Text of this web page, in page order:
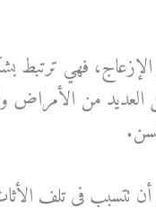
فهي ترتبط
من الأمراض
تتسبب في تلف